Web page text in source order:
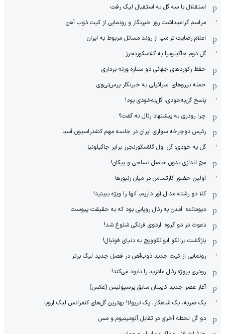
استقلال با سه گل به استقبال لیگ رفت
مراسم گرامیداشت روز خبرنگار و رونمایی از کیت ذوب آهن
اعلام رضایت ترامپ از روند مسائل مربوط به ایران
گل دوم جاگیلونیا به گلاسکورنجرز
حفظ رکوردهای جهانی دو ستاره وزنه برداری
حمله نیروهای اسرائیلی به خبرنگار پرس‌تی‌وی
پاسخ گل‌به‌خودی، گل‌به‌خودی بود!
چرا رودری به پیشنهاد رئال نه گفت؟
رئیس دوچرخه سواری ایران در جلسه مهم کنفدراسیون آسیا
گل به خودی؛ گل اول گلاسکورنجرز برابر جاگیلونیا
مچ اندازی بدون حاصل نساجی و پیکان!
اولین حضور کارتساس در میان زنبورها
کلا دو‌ رشته مدال آور داریم، آنها را ویژه ببینید!
دیومانده: آمدن به رئال رویایی بود که به حقیقت پیوست
دعوت در دو گروه: اردوی فرنگی شلوغ شد!
بازگشت برانکو ایوانکوویچ به دنیای فوتبال!
رونمایی از کیت جدید ذوب‌آهن در فصل جدید لیگ برتر
رودری پروژه رئال مادرید را نابود می‌کند!
آغاز عصر جدید کاپیتان سابق پرسپولیس (عکس)
یک ضربه، یک شاهکار، یک تریولا! بهترین گل‌های کنفرانس لیگ اروپا
دو گل لحظه آخری در تقابل آلومینیوم و مس